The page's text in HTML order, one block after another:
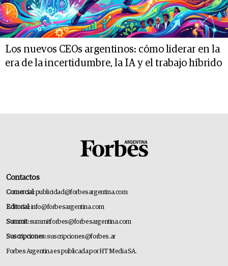
Los nuevos CEOs argentinos: cómo liderar en la
era de la incertidumbre, la IA y el trabajo híbrido
Contactos
Comercial:publicidad@forbesargentina.com
Editorial:info@forbesargentina.com
Summit:summitforbes@forbesargentina.com
Suscripciones:suscripciones@forbes.ar
Forbes Argentina es publicada por HT Media SA.